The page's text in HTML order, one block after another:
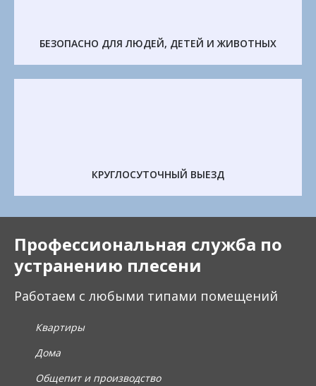
БЕЗОПАСНО ДЛЯ ЛЮДЕЙ, ДЕТЕЙ И ЖИВОТНЫХ
КРУГЛОСУТОЧНЫЙ ВЫЕЗД
Профессиональная служба по
устранению плесени
Работаем с любыми типами помещений
Квартиры
Дома
Общепит и производство